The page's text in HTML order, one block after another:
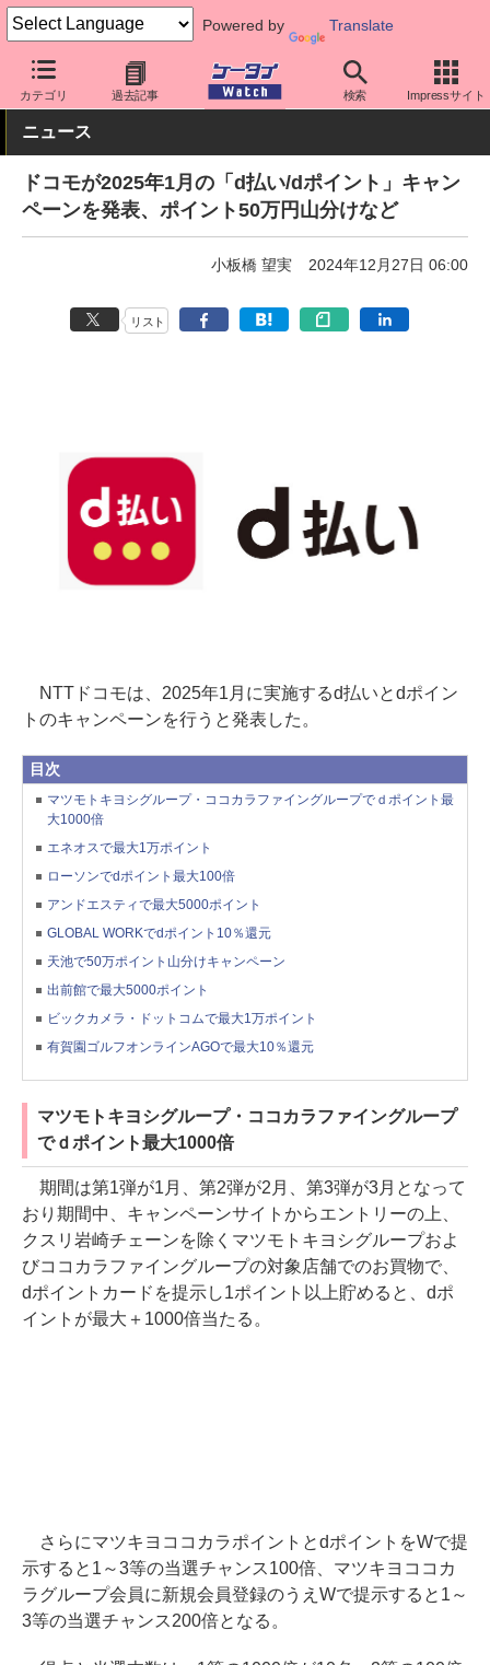
Powered by Translate
カテゴリ 過去記事 検索 Impressサイト
ケータイ Watch キャリア ドコモ アプリ・サービス
ニュース
ドコモが2025年1月の「d払い/dポイント」キャン
ペーンを発表、ポイント50万円山分けなど
小板橋 望実 2024年12月27日 06:00
リスト
NTTドコモは、2025年1月に実施するd払いとdポイン
トのキャンペーンを行うと発表した。
目次
マツモトキヨシグループ・ココカラファイングループでｄポイント最
大1000倍
エネオスで最大1万ポイント
ローソンでdポイント最大100倍
アンドエスティで最大5000ポイント
GLOBAL WORKでdポイント10％還元
天池で50万ポイント山分けキャンペーン
出前館で最大5000ポイント
ビックカメラ・ドットコムで最大1万ポイント
有賀園ゴルフオンラインAGOで最大10％還元
マツモトキヨシグループ・ココカラファイングループ
でｄポイント最大1000倍
期間は第1弾が1月、第2弾が2月、第3弾が3月となって
おり期間中、キャンペーンサイトからエントリーの上、
クスリ岩崎チェーンを除くマツモトキヨシグループおよ
びココカラファイングループの対象店舗でのお買物で、
dポイントカードを提示し1ポイント以上貯めると、dポ
イントが最大＋1000倍当たる。
さらにマツキヨココカラポイントとdポイントをWで提
示すると1～3等の当選チャンス100倍、マツキヨココカ
ラグループ会員に新規会員登録のうえWで提示すると1～
3等の当選チャンス200倍となる。